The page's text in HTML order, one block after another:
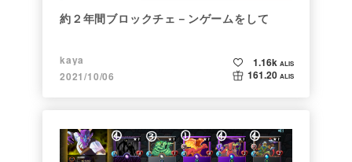
約２年間ブロックチェ－ンゲームをして
kaya
2021/10/06
1.16k ALIS
161.20 ALIS